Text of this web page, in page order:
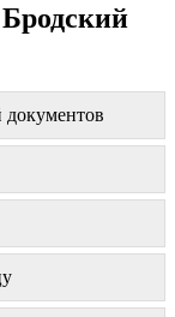
документов